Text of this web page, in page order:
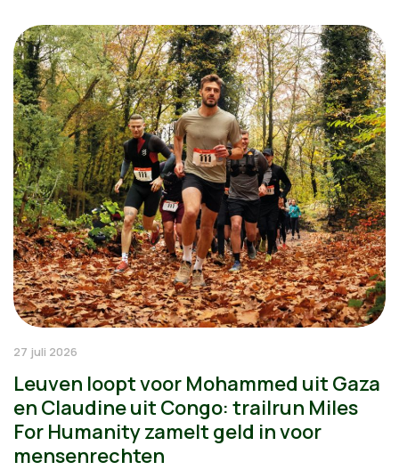
27 juli 2026
Leuven loopt voor Mohammed uit Gaza
en Claudine uit Congo: trailrun Miles
For Humanity zamelt geld in voor
mensenrechten